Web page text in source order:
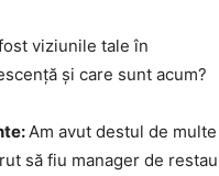
viziunile tale în
și care sunt acum?
Am avut destul de multe
să fiu manager de